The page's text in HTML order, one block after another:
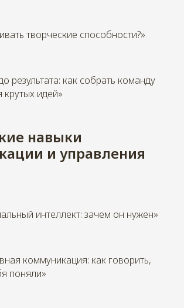
творческие способности?»
результата: как собрать команду
крутых идей»
навыки
и управления
интеллект: зачем он нужен»
коммуникация: как говорить,
поняли»